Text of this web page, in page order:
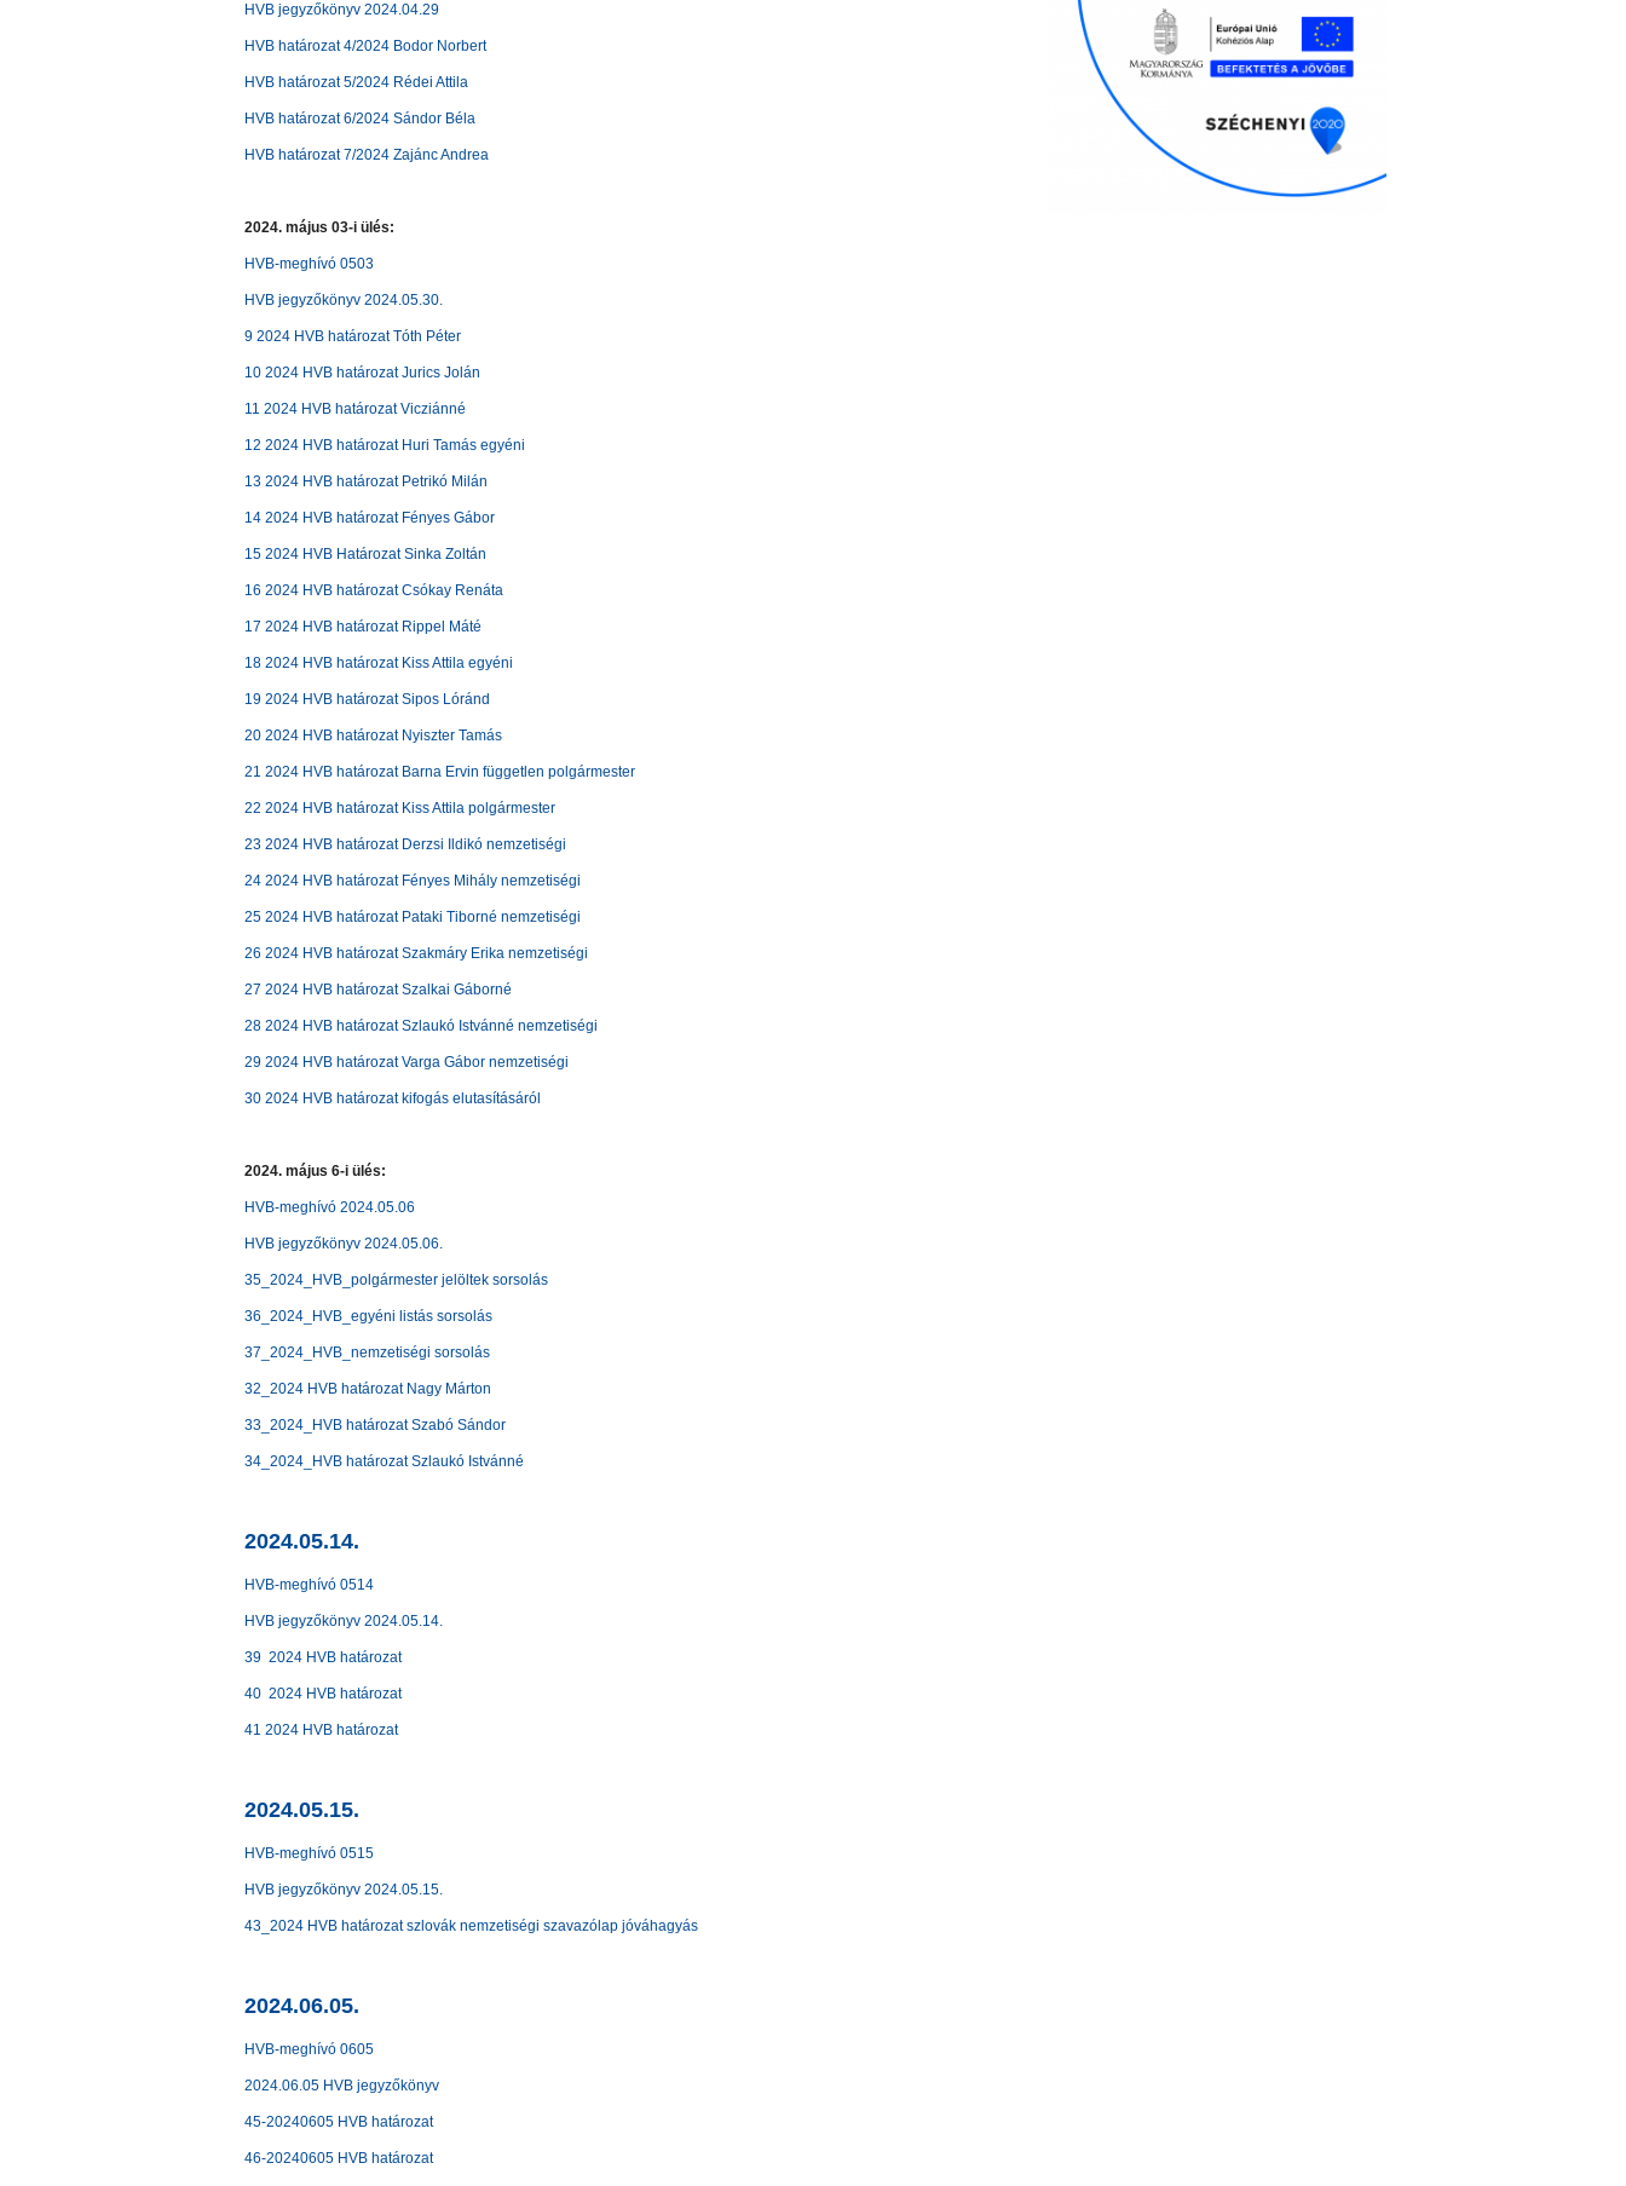
HVB jegyzőkönyv 2024.04.29
HVB határozat 4/2024 Bodor Norbert
HVB határozat 5/2024 Rédei Attila
HVB határozat 6/2024 Sándor Béla
HVB határozat 7/2024 Zajánc Andrea
2024. május 03-i ülés:
HVB-meghívó 0503
HVB jegyzőkönyv 2024.05.30.
9 2024 HVB határozat Tóth Péter
10 2024 HVB határozat Jurics Jolán
11 2024 HVB határozat Vicziánné
12 2024 HVB határozat Huri Tamás egyéni
13 2024 HVB határozat Petrikó Milán
14 2024 HVB határozat Fényes Gábor
15 2024 HVB Határozat Sinka Zoltán
16 2024 HVB határozat Csókay Renáta
17 2024 HVB határozat Rippel Máté
18 2024 HVB határozat Kiss Attila egyéni
19 2024 HVB határozat Sipos Lóránd
20 2024 HVB határozat Nyiszter Tamás
21 2024 HVB határozat Barna Ervin független polgármester
22 2024 HVB határozat Kiss Attila polgármester
23 2024 HVB határozat Derzsi Ildikó nemzetiségi
24 2024 HVB határozat Fényes Mihály nemzetiségi
25 2024 HVB határozat Pataki Tiborné nemzetiségi
26 2024 HVB határozat Szakmáry Erika nemzetiségi
27 2024 HVB határozat Szalkai Gáborné
28 2024 HVB határozat Szlaukó Istvánné nemzetiségi
29 2024 HVB határozat Varga Gábor nemzetiségi
30 2024 HVB határozat kifogás elutasításáról
2024. május 6-i ülés:
HVB-meghívó 2024.05.06
HVB jegyzőkönyv 2024.05.06.
35_2024_HVB_polgármester jelöltek sorsolás
36_2024_HVB_egyéni listás sorsolás
37_2024_HVB_nemzetiségi sorsolás
32_2024 HVB határozat Nagy Márton
33_2024_HVB határozat Szabó Sándor
34_2024_HVB határozat Szlaukó Istvánné
2024.05.14.
HVB-meghívó 0514
HVB jegyzőkönyv 2024.05.14.
39 2024 HVB határozat
40 2024 HVB határozat
41 2024 HVB határozat
2024.05.15.
HVB-meghívó 0515
HVB jegyzőkönyv 2024.05.15.
43_2024 HVB határozat szlovák nemzetiségi szavazólap jóváhagyás
2024.06.05.
HVB-meghívó 0605
2024.06.05 HVB jegyzőkönyv
45-20240605 HVB határozat
46-20240605 HVB határozat